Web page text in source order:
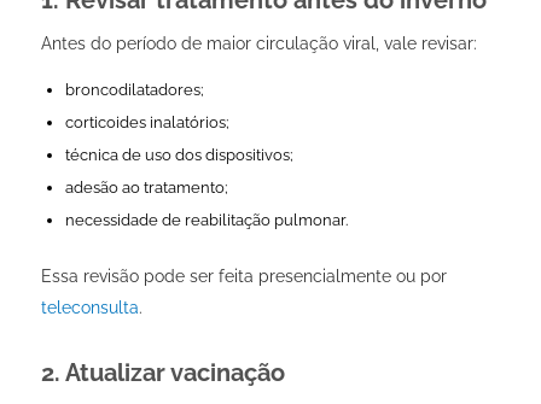
Antes do período de maior circulação viral, vale revisar:
broncodilatadores;
corticoides inalatórios;
técnica de uso dos dispositivos;
adesão ao tratamento;
necessidade de reabilitação pulmonar.
Essa revisão pode ser feita presencialmente ou por
teleconsulta.
2. Atualizar vacinação